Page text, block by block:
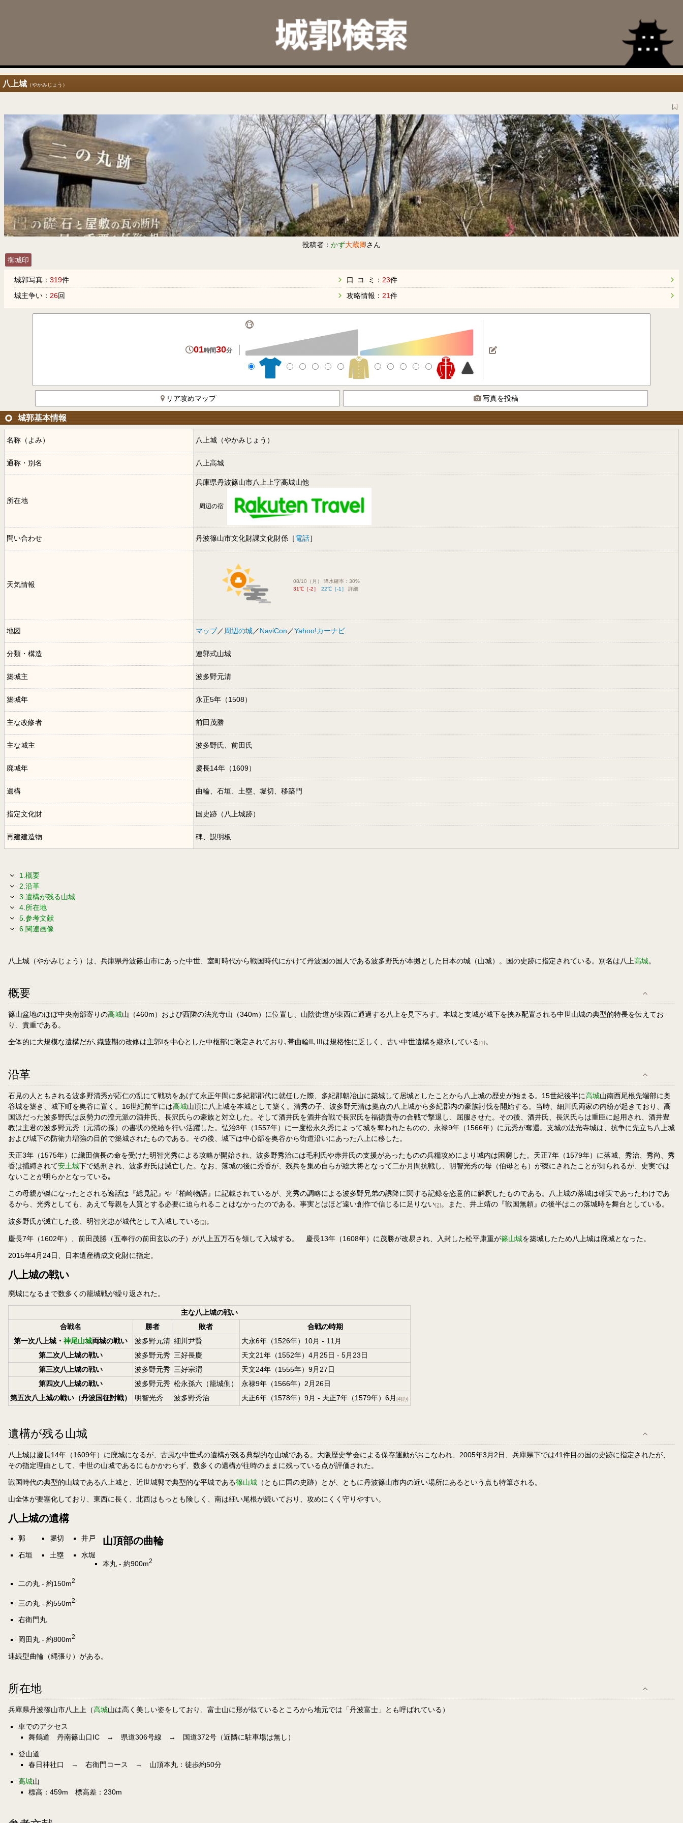
八上城 （やかみじょう）
投稿者： かず大蔵卿さん
御城印
城郭写真： 319件
城主争い： 26回
口 コ ミ： 23件
攻略情報： 21件
01時間30分
リア攻めマップ 写真を投稿
城郭基本情報
名称（よみ） 八上城（やかみじょう）
通称・別名 八上高城
所在地
兵庫県丹波篠山市八上上字高城山他
周辺の宿
問い合わせ 丹波篠山市文化財課文化財係［電話］
天気情報
08/10（月） 降水確率：30%
31℃［-2］
22℃［-1］ 詳細
地図 マップ／周辺の城／NaviCon／Yahoo!カーナビ
分類・構造 連郭式山城
築城主 波多野元清
築城年 永正5年（1508）
主な改修者 前田茂勝
主な城主 波多野氏、前田氏
廃城年 慶長14年（1609）
遺構 曲輪、石垣、土塁、堀切、移築門
指定文化財 国史跡（八上城跡）
再建建造物 碑、説明板
1.概要
2.沿革
3.遺構が残る山城
4.所在地
5.参考文献
6.関連画像
八上城（やかみじょう）は、兵庫県丹波篠山市にあった中世、室町時代から戦国時代にかけて丹波国の国人である波多野氏が本拠とした日本の城（山城）。国の史跡に指定されている。別名は八上高城。
概要
篠山盆地のほぼ中央南部寄りの高城山（460m）および西隣の法光寺山（340m）に位置し、山陰街道が東西に通過する八上を見下ろす。本城と支城が城下を挟み配置される中世山城の典型的特長を伝えてお
り、貴重である。
全体的に大規模な遺構だが､織豊期の改修は主郭Iを中心とした中枢部に限定されており､帯曲輪II､IIIは規格性に乏しく、古い中世遺構を継承している[1] 。
沿革
石見の人ともされる波多野清秀が応仁の乱にて戦功をあげて永正年間に多紀郡郡代に就任した際、多紀郡朝冶山に築城して居城としたことから八上城の歴史が始まる。15世紀後半に高城山南西尾根先端部に奥
谷城を築き、城下町を奥谷に置く。16世紀前半には高城山頂に八上城を本城として築く。清秀の子、波多野元清は拠点の八上城から多紀郡内の豪族討伐を開始する。当時、細川氏両家の内紛が起きており、高
国派だった波多野氏は反勢力の澄元派の酒井氏、長沢氏らの豪族と対立した。そして酒井氏を酒井合戦で長沢氏を福徳貴寺の合戦で撃退し、屈服させた。その後、酒井氏、長沢氏らは重臣に起用され、酒井豊
教は主君の波多野元秀（元清の孫）の書状の発給を行い活躍した。弘治3年（1557年）に一度松永久秀によって城を奪われたものの、永禄9年（1566年）に元秀が奪還。支城の法光寺城は、抗争に先立ち八上城
および城下の防衛力増強の目的で築城されたものである。その後、城下は中心部を奥谷から街道沿いにあった八上に移した。
天正3年（1575年）に織田信長の命を受けた明智光秀による攻略が開始され、波多野秀治には毛利氏や赤井氏の支援があったものの兵糧攻めにより城内は困窮した。天正7年（1579年）に落城、秀治、秀尚、秀
香は捕縛されて安土城下で処刑され、波多野氏は滅亡した。なお、落城の後に秀香が、残兵を集め自らが総大将となって二か月間抗戦し、明智光秀の母（伯母とも）が磔にされたことが知られるが、史実では
ないことが明らかとなっている｡
この母親が磔になったとされる逸話は『総見記』や『柏崎物語』に記載されているが、光秀の調略による波多野兄弟の誘降に関する記録を恣意的に解釈したものである。八上城の落城は確実であったわけであ
るから、光秀としても、あえて母親を人質とする必要に迫られることはなかったのである。事実とはほど遠い創作で信じるに足りない[2] 。また、井上靖の『戦国無頼』の後半はこの落城時を舞台としている。
波多野氏が滅亡した後、明智光忠が城代として入城している[3] 。
慶長7年（1602年）、前田茂勝（五奉行の前田玄以の子）が八上五万石を領して入城する。 慶長13年（1608年）に茂勝が改易され、入封した松平康重が篠山城を築城したため八上城は廃城となった。
2015年4月24日、日本遺産構成文化財に指定。
八上城の戦い
廃城になるまで数多くの籠城戦が繰り返された。
主な八上城の戦い
合戦名
勝者 敗者
合戦の時期
第一次八上城・ 神尾山城両城の戦い 波多野元清 細川尹賢
大永6年（1526年）10月 - 11月
第二次八上城の戦い
波多野元秀 三好長慶
天文21年（1552年）4月25日 - 5月23日
第三次八上城の戦い
波多野元秀 三好宗渭
天文24年（1555年）9月27日
第四次八上城の戦い
波多野元秀 松永孫六（籠城側）
永禄9年（1566年）2月26日
第五次八上城の戦い（丹波国征討戦）
明智光秀 波多野秀治 天正6年（1578年）9月 - 天正7年（1579年）6月 [4] [5]
遺構が残る山城
八上城は慶長14年（1609年）に廃城になるが、古風な中世式の遺構が残る典型的な山城である。大阪歴史学会による保存運動がおこなわれ、2005年3月2日、兵庫県下では41件目の国の史跡に指定されたが、
その指定理由として、中世の山城であるにもかかわらず、数多くの遺構が往時のままに残っている点が評価された。
戦国時代の典型的山城である八上城と、近世城郭で典型的な平城である篠山城 （ともに国の史跡）とが、ともに丹波篠山市内の近い場所にあるという点も特筆される。
山全体が要塞化しており、東西に長く、北西はもっとも険しく、南は細い尾根が続いており、攻めにくく守りやすい。
八上城の遺構
郭
石垣
堀切
土塁
井戸
水堀
山頂部の曲輪
本丸 - 約900m2
二の丸 - 約150m2
三の丸 - 約550m2
右衛門丸
岡田丸 - 約800m2
連続型曲輪（縄張り）がある。
所在地
兵庫県丹波篠山市八上上（高城山は高く美しい姿をしており、富士山に形が似ているところから地元では「丹波富士」とも呼ばれている）
車でのアクセス
舞鶴道 丹南篠山口IC → 県道306号線 → 国道372号（近隣に駐車場は無し）
登山道
春日神社口 → 右衛門コース → 山頂本丸：徒歩約50分
高城山
標高：459m 標高差：230m